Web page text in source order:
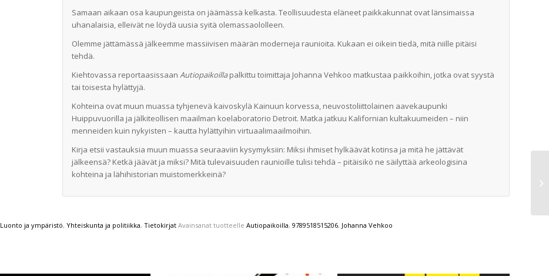
Samaan aikaan osa kaupungeista on jäämäs­sä kelkasta. Teollisuudesta eläneet paikkakun­nat ovat länsimaissa
uhanalaisia, elleivät ne löydä uusia syitä olemassaololleen.
Olemme jättämässä jälkeemme massiivi­sen määrän moderneja raunioita. Kukaan ei oikein tiedä, mitä niille pitäisi
tehdä.
Kiehtovassa reportaasissaanAutiopaikoillapalkittu toimittaja Johanna Vehkoo matkus­taa paikkoihin, jotka ovat syystä
tai toisesta hylättyjä.
Kohteina ovat muun muassa tyhjenevä kaivoskylä Kainuun korvessa, neuvostoliittolainen aavekaupunki
Huippuvuorilla ja jälki­teollisen maailman koelaboratorio Detroit. Matka jatkuu Kalifornian kultakuumeiden – niin
menneiden kuin nykyisten – kautta hylättyihin virtuaalimaailmoihin.
Kirja etsii vastauksia muun muassa seu­raaviin kysymyksiin: Miksi ihmiset hylkäävät kotinsa ja mitä he jättävät
jälkeensä? Ketkä jäävät ja miksi? Mitä tulevaisuuden raunioille tulisi tehdä – pitäisikö ne säilyttää arkeologi­sina
kohteina ja lähihistorian muistomerk­keinä?
Luonto ja ympäristö, Yhteiskunta ja politiikka, Tietokirjat Avainsanat tuotteelle Autiopaikoilla, 9789518515206, Johanna Vehkoo